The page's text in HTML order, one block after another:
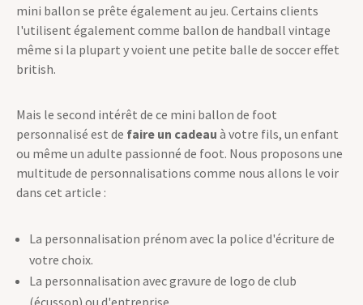
mini ballon se prête également au jeu. Certains clients
l'utilisent également comme ballon de handball vintage
même si la plupart y voient une petite balle de soccer effet
british.
Mais le second intérêt de ce mini ballon de foot
personnalisé est de faire un cadeau à votre fils, un enfant
ou même un adulte passionné de foot. Nous proposons une
multitude de personnalisations comme nous allons le voir
dans cet article :
La personnalisation prénom avec la police d'écriture de
votre choix.
La personnalisation avec gravure de logo de club
(écusson) ou d'entreprise.